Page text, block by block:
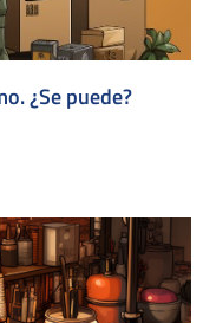
¿Se puede?